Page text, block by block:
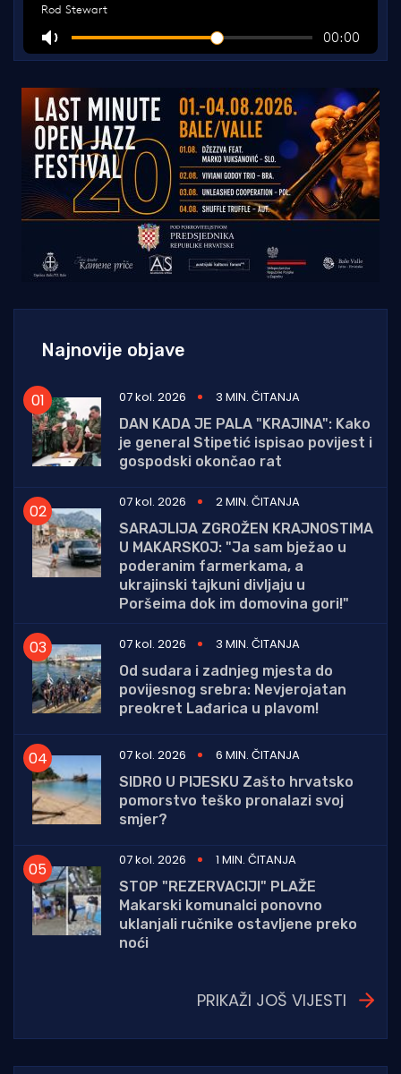
Najnovije objave
07 kol. 2026
3 MIN. ČITANJA
DAN KADA JE PALA "KRAJINA": Kako
je general Stipetić ispisao povijest i
gospodski okončao rat
07 kol. 2026
2 MIN. ČITANJA
SARAJLIJA ZGROŽEN KRAJNOSTIMA
U MAKARSKOJ: "Ja sam bježao u
poderanim farmerkama, a
ukrajinski tajkuni divljaju u
Poršeima dok im domovina gori!"
07 kol. 2026
3 MIN. ČITANJA
Od sudara i zadnjeg mjesta do
povijesnog srebra: Nevjerojatan
preokret Lađarica u plavom!
07 kol. 2026
6 MIN. ČITANJA
SIDRO U PIJESKU Zašto hrvatsko
pomorstvo teško pronalazi svoj
smjer?
07 kol. 2026
1 MIN. ČITANJA
STOP "REZERVACIJI" PLAŽE
Makarski komunalci ponovno
uklanjali ručnike ostavljene preko
noći
PRIKAŽI JOŠ VIJESTI